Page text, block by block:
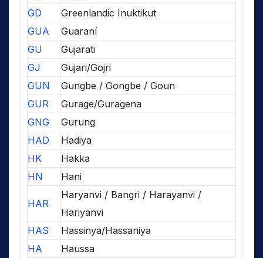
GD
Greenlandic Inuktikut
GUA
Guaraní
GU
Gujarati
GJ
Gujari/Gojri
GUN
Gungbe / Gongbe / Goun
GUR
Gurage/Guragena
GNG
Gurung
HAD
Hadiya
HK
Hakka
HN
Hani
HAR
Haryanvi / Bangri / Harayanvi /
Hariyanvi
HAS
Hassinya/Hassaniya
HA
Haussa